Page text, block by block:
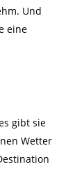
Und
eine
gibt sie
Wetter